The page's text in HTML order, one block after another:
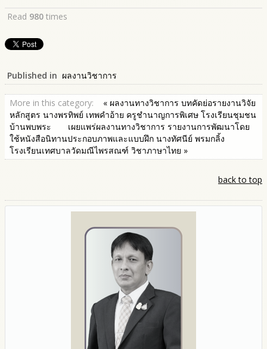
Read 980 times
Published in ผลงานวิชาการ
More in this category:
« ผลงานทางวิชาการ บทคัดย่อรายงานวิจัย
หลักสูตร นางพรทิพย์ เทพคำอ้าย ครูชำนาญการพิเศษ โรงเรียนชุมชน
บ้านพบพระ
เผยแพร่ผลงานทางวิชาการ รายงานการพัฒนาโดย
ใช้หนังสือนิทานประกอบภาพและแบบฝึก นางทัศนีย์ พรมกลิ้ง
โรงเรียนเทศบาลวัดมณีไพรสณฑ์ วิชาภาษาไทย »
back to top